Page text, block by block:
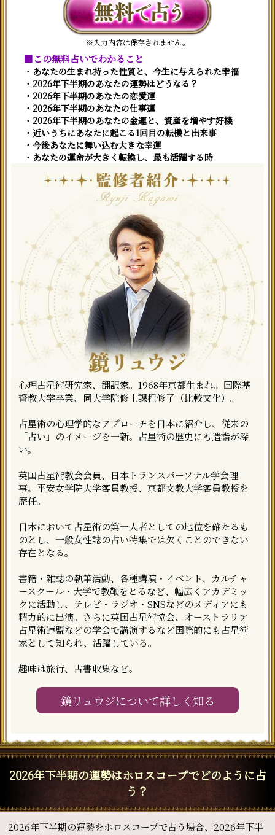
※入力内容は保存されません。
■この無料占いでわかること
・あなたの生まれ持った性質と、今生に与えられた幸福
・2026年下半期のあなたの運勢はどうなる？
・2026年下半期のあなたの恋愛運
・2026年下半期のあなたの仕事運
・2026年下半期のあなたの金運と、資産を増やす好機
・近いうちにあなたに起こる1回目の転機と出来事
・今後あなたに舞い込む大きな幸運
・あなたの運命が大きく転換し、最も活躍する時
心理占星術研究家、翻訳家。1968年京都生まれ。国際基
督教大学卒業、同大学院修士課程修了（比較文化）。
占星術の心理学的なアプローチを日本に紹介し、従来の
「占い」のイメージを一新。占星術の歴史にも造詣が深
い。
英国占星術教会会員、日本トランスパーソナル学会理
事。平安女学院大学客員教授、京都文教大学客員教授を
歴任。
日本において占星術の第一人者としての地位を確たるも
のとし、一般女性誌の占い特集では欠くことのできない
存在となる。
書籍・雑誌の執筆活動、各種講演・イベント、カルチャ
ースクール・大学で教鞭をとるなど、幅広くアカデミッ
クに活動し、テレビ・ラジオ・SNSなどのメディアにも
精力的に出演。さらに英国占星術協会、オーストラリア
占星術連盟などの学会で講演するなど国際的にも占星術
家として知られ、活躍している。
趣味は旅行、古書収集など。
鏡リュウジについて詳しく知る
2026年下半期の運勢はホロスコープでどのように占
う？
2026年下半期の運勢をホロスコープで占う場合、2026年下半